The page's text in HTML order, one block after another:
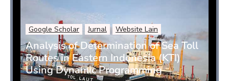
Google Scholar Jurnal Website Lain
Analysis of Determination of Sea Toll
Routes in Eastern Indonesia (KTI)
Using Dynamic Programming